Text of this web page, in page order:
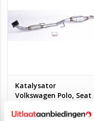
Katalysator
Volkswagen Polo, Seat